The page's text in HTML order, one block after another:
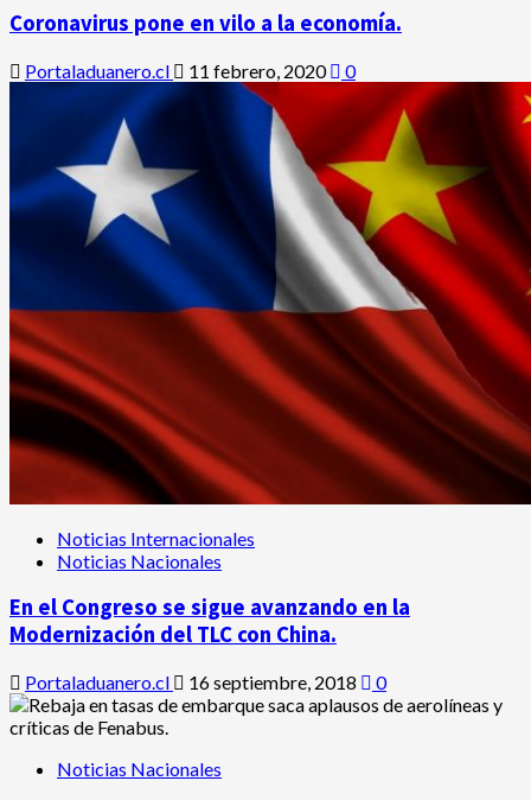
Coronavirus pone en vilo a la economía.
Portaladuanero.cl 11 febrero, 2020 0
Noticias Internacionales
Noticias Nacionales
En el Congreso se sigue avanzando en la
Modernización del TLC con China.
Portaladuanero.cl 16 septiembre, 2018 0
Noticias Nacionales